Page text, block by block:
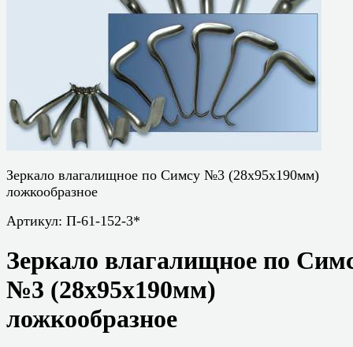
Зеркало влагалищное по Симсу №3 (28х95х190мм)
ложкообразное
Артикул: П-61-152-3*
Зеркало влагалищное по
№3 (28х95х190мм)
ложкообразное